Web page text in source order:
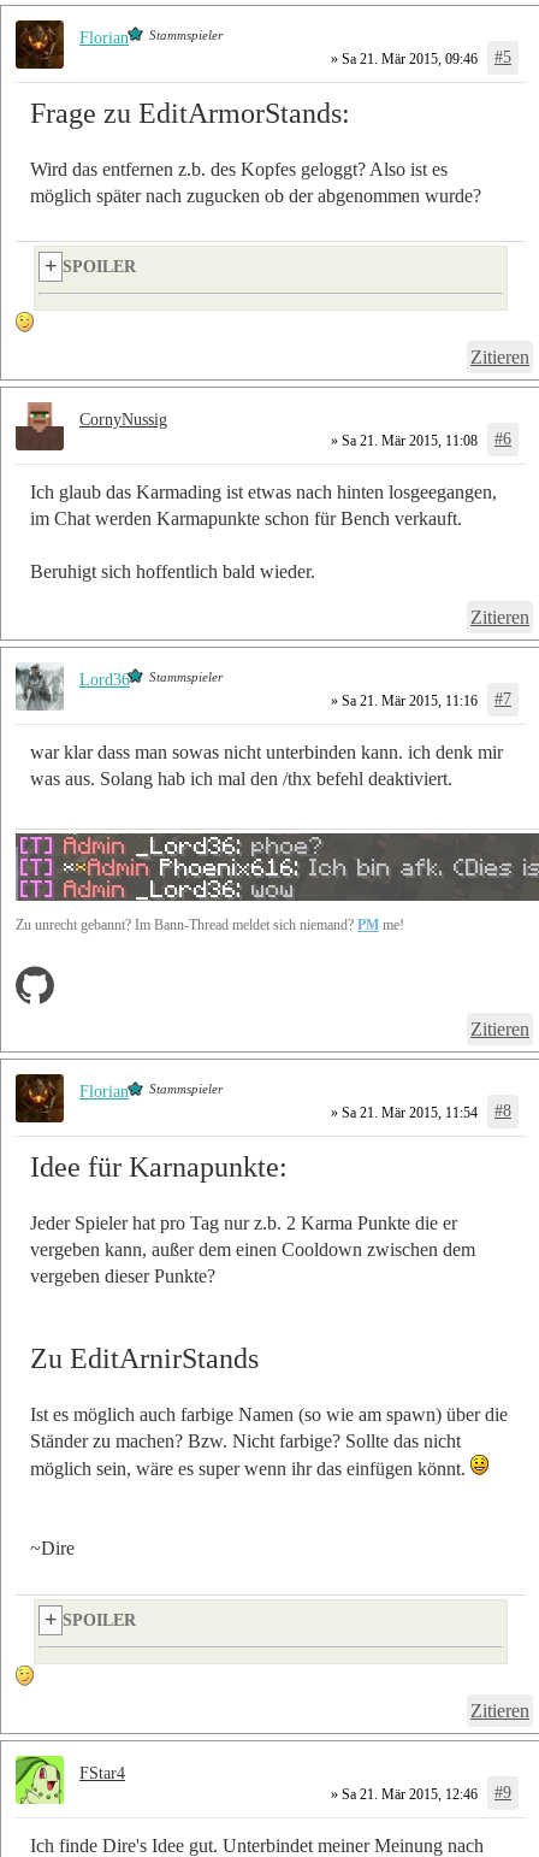
» Sa 21. Mär 2015, 09:46 #5
Frage zu EditArmorStands:
Wird das entfernen z.b. des Kopfes geloggt? Also ist es
möglich später nach zugucken ob der abgenommen wurde?
SPOILER
Zitieren
Florian Stammspieler
» Sa 21. Mär 2015, 11:08 #6
Ich glaub das Karmading ist etwas nach hinten losgeegangen,
im Chat werden Karmapunkte schon für Bench verkauft.
Beruhigt sich hoffentlich bald wieder.
Zitieren
CornyNussig
» Sa 21. Mär 2015, 11:16 #7
war klar dass man sowas nicht unterbinden kann. ich denk mir
was aus. Solang hab ich mal den /thx befehl deaktiviert.
Zu unrecht gebannt? Im Bann-Thread meldet sich niemand? PM me!
Zitieren
Lord36 Stammspieler
» Sa 21. Mär 2015, 11:54 #8
Idee für Karnapunkte:
Jeder Spieler hat pro Tag nur z.b. 2 Karma Punkte die er
vergeben kann, außer dem einen Cooldown zwischen dem
vergeben dieser Punkte?
Zu EditArnirStands
Ist es möglich auch farbige Namen (so wie am spawn) über die
Ständer zu machen? Bzw. Nicht farbige? Sollte das nicht
möglich sein, wäre es super wenn ihr das einfügen könnt.
~Dire
SPOILER
Zitieren
Florian Stammspieler
» Sa 21. Mär 2015, 12:46 #9
Ich finde Dire's Idee gut. Unterbindet meiner Meinung nach
FStar4